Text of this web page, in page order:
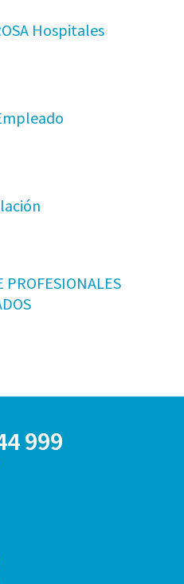
Hospitales
PROFESIONALES
999